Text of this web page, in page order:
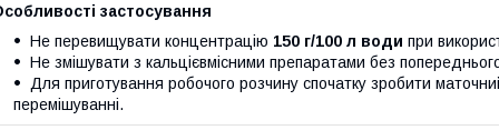
застосування
Не перевищувати концентрацію 150 г/100 л води при
Не змішувати з кальцієвмісними препаратами без попереднього
Для приготування робочого розчину спочатку зробити
перемішуванні.